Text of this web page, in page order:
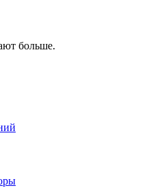
больше.